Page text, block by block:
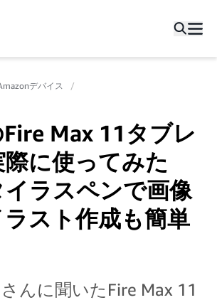
デバイス
Max 11タブレ
に使ってみた
イラスペンで画像
スト作成も簡単
んに聞いたFire Max 11